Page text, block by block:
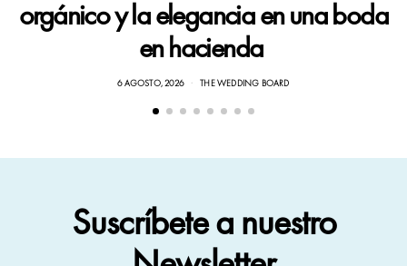
orgánico y la elegancia en una boda
en hacienda
6 AGOSTO, 2026 THE WEDDING BOARD
Suscríbete a nuestro